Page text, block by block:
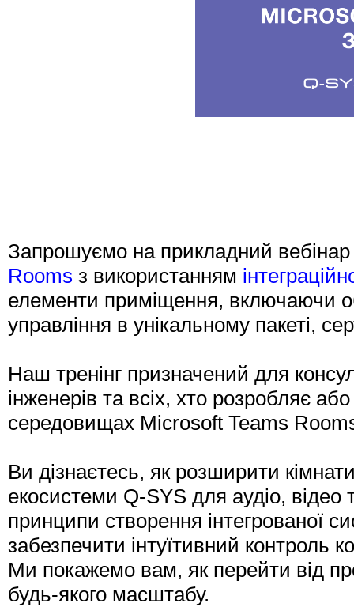
Запрошуємо на прикладний
Rooms з використанням
елементи приміщення, включаючи
управління в унікальному пакеті,
Наш тренінг призначений для
інженерів та всіх, хто розробляє
середовищах Microsoft Teams
Ви дізнаєтесь, як розширити
екосистеми Q-SYS для аудіо, відео
принципи створення інтегрованої
забезпечити інтуїтивний контроль
Ми покажемо вам, як перейти від
будь-якого масштабу.